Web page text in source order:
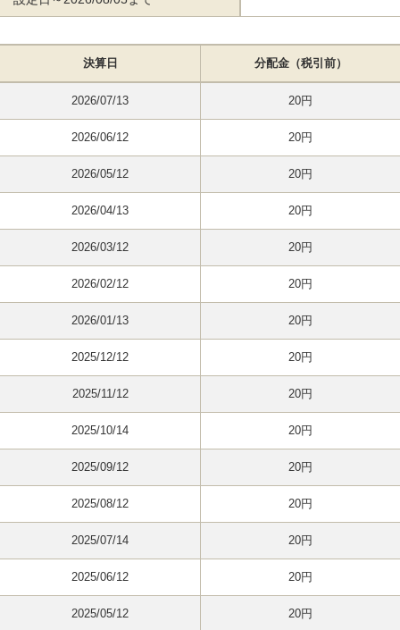
決算日 分配金（税引前）
2026/07/13 20円
2026/06/12 20円
2026/05/12 20円
2026/04/13 20円
2026/03/12 20円
2026/02/12 20円
2026/01/13 20円
2025/12/12 20円
2025/11/12 20円
2025/10/14 20円
2025/09/12 20円
2025/08/12 20円
2025/07/14 20円
2025/06/12 20円
2025/05/12 20円